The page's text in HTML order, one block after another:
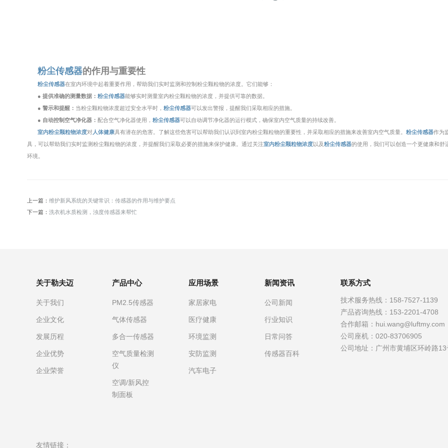
粉尘传感器的作用与重要性
粉尘传感器在室内环境中起着重要作用，帮助我们实时监测和控制粉尘颗粒物的浓度。它们能够：
● 提供准确的测量数据：粉尘传感器能够实时测量室内粉尘颗粒物的浓度，并提供可靠的数据。
● 警示和提醒： 当粉尘颗粒物浓度超过安全水平时，粉尘传感器可以发出警报，提醒我们采取相应的措施。
● 自动控制空气净化器：配合空气净化器使用，粉尘传感器可以自动调节净化器的运行模式，确保室内空气质量的持续改善。
室内粉尘颗粒物浓度对人体健康具有潜在的危害。了解这些危害可以帮助我们认识到室内粉尘颗粒物的重要性，并采取相应的措施来改善室内空气质量。粉尘传感器作为
具，可以帮助我们实时监测粉尘颗粒物的浓度，并提醒我们采取必要的措施来保护健康。通过关注室内粉尘颗粒物浓度以及粉尘传感器的使用，我们可以创造一个更健康和舒
环境。
上一篇： 维护新风系统的关键常识：传感器的作用与维护要点
下一篇： 洗衣机水质检测，浊度传感器来帮忙
关于勒夫迈
关于我们
企业文化
发展历程
企业优势
企业荣誉
产品中心
PM2.5传感器
气体传感器
多合一传感器
空气质量检测
仪
空调/新风控
制面板
应用场景
家居家电
医疗健康
环境监测
安防监测
汽车电子
新闻资讯
公司新闻
行业知识
日常问答
传感器百科
联系方式
技术服务热线： 158-7527-1139
产品咨询热线： 153-2201-4708
合作邮箱： hui.wang@luftmy.com
公司座机： 020-83706905
公司地址： 广州市黄埔区环岭路13
友情链接：